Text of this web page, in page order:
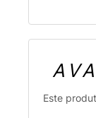
Este